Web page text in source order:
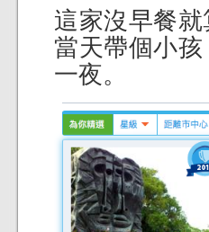
這家沒早餐
當天帶個小
一夜。